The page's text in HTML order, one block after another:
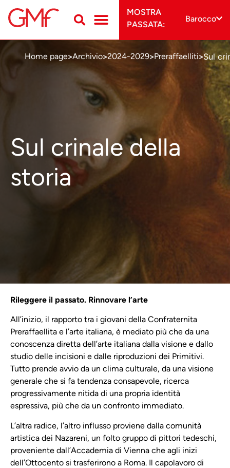
MOSTRA
PASSATA:
Barocco
Home page>Archivio>2024-2029>Preraffaelliti>Sul
Sul crinale della
storia
Rileggere il passato. Rinnovare l’arte
All’inizio, il rapporto tra i giovani della Confraternita
Preraffaellita e l’arte italiana, è mediato più che da una
conoscenza diretta dell’arte italiana dalla visione e dallo
studio delle incisioni e dalle riproduzioni dei Primitivi.
Tutto prende avvio da un clima culturale, da una visione
generale che si fa tendenza consapevole, ricerca
progressivamente nitida di una propria identità
espressiva, più che da un confronto immediato.
L’altra radice, l’altro influsso proviene dalla comunità
artistica dei Nazareni, un folto gruppo di pittori tedeschi,
proveniente dall’Accademia di Vienna che agli inizi
dell’Ottocento si trasferirono a Roma. Il capolavoro di